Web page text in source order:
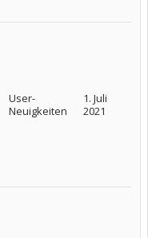
User-
Neuigkeiten
1. Juli
2021